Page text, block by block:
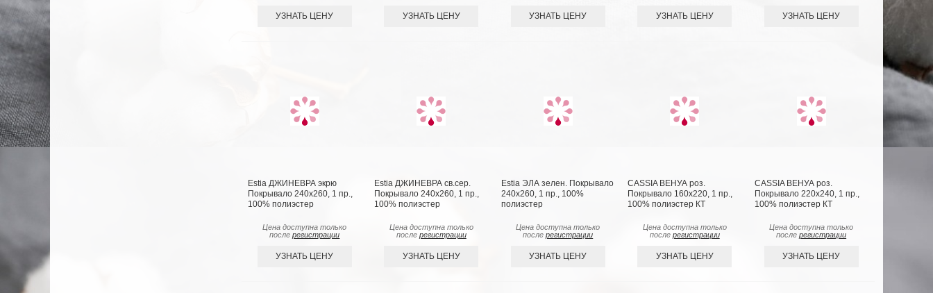
УЗНАТЬ ЦЕНУ УЗНАТЬ ЦЕНУ УЗНАТЬ ЦЕНУ УЗНАТЬ ЦЕНУ УЗНАТЬ ЦЕНУ
Estia ДЖИНЕВРА экрю
Покрывало 240х260, 1 пр.,
100% полиэстер
Цена доступна только
послерегистрации
УЗНАТЬ ЦЕНУ
Estia ДЖИНЕВРА св.сер.
Покрывало 240х260, 1 пр.,
100% полиэстер
Цена доступна только
после регистрации
УЗНАТЬ ЦЕНУ
Estia ЭЛА зелен. Покрывало
240х260, 1 пр., 100%
полиэстер
Цена доступна только
послерегистрации
УЗНАТЬ ЦЕНУ
CASSIA ВЕНУА роз.
Покрывало 160х220, 1 пр.,
100% полиэстер КТ
Цена доступна только
после регистрации
УЗНАТЬ ЦЕНУ
CASSIA ВЕНУА роз.
Покрывало 220х240, 1 пр.,
100% полиэстер КТ
Цена доступна только
послерегистрации
УЗНАТЬ ЦЕНУ